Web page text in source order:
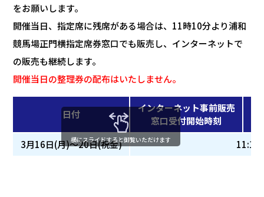
をお願いします。
開催当日、指定席に残席がある場合は、11時10分より浦和
競馬場正門横指定席券窓口でも販売し、インターネットで
の販売も継続します。
開催当日の整理券の配布はいたしません。
日付
インターネット事前販売
窓口受付開始時刻
3月16日(月)～20日(祝金)
11:10
横にスライドすると御覧いただけます